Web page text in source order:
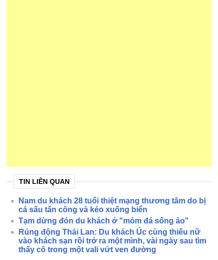
TIN LIÊN QUAN
Nam du khách 28 tuổi thiệt mạng thương tâm do bị
cá sấu tấn công và kéo xuống biển
Tạm dừng đón du khách ở "mỏm đá sống ảo"
Rúng động Thái Lan: Du khách Úc cùng thiếu nữ
vào khách sạn rồi trở ra một mình, vài ngày sau tìm
thấy cô trong một vali vứt ven đường